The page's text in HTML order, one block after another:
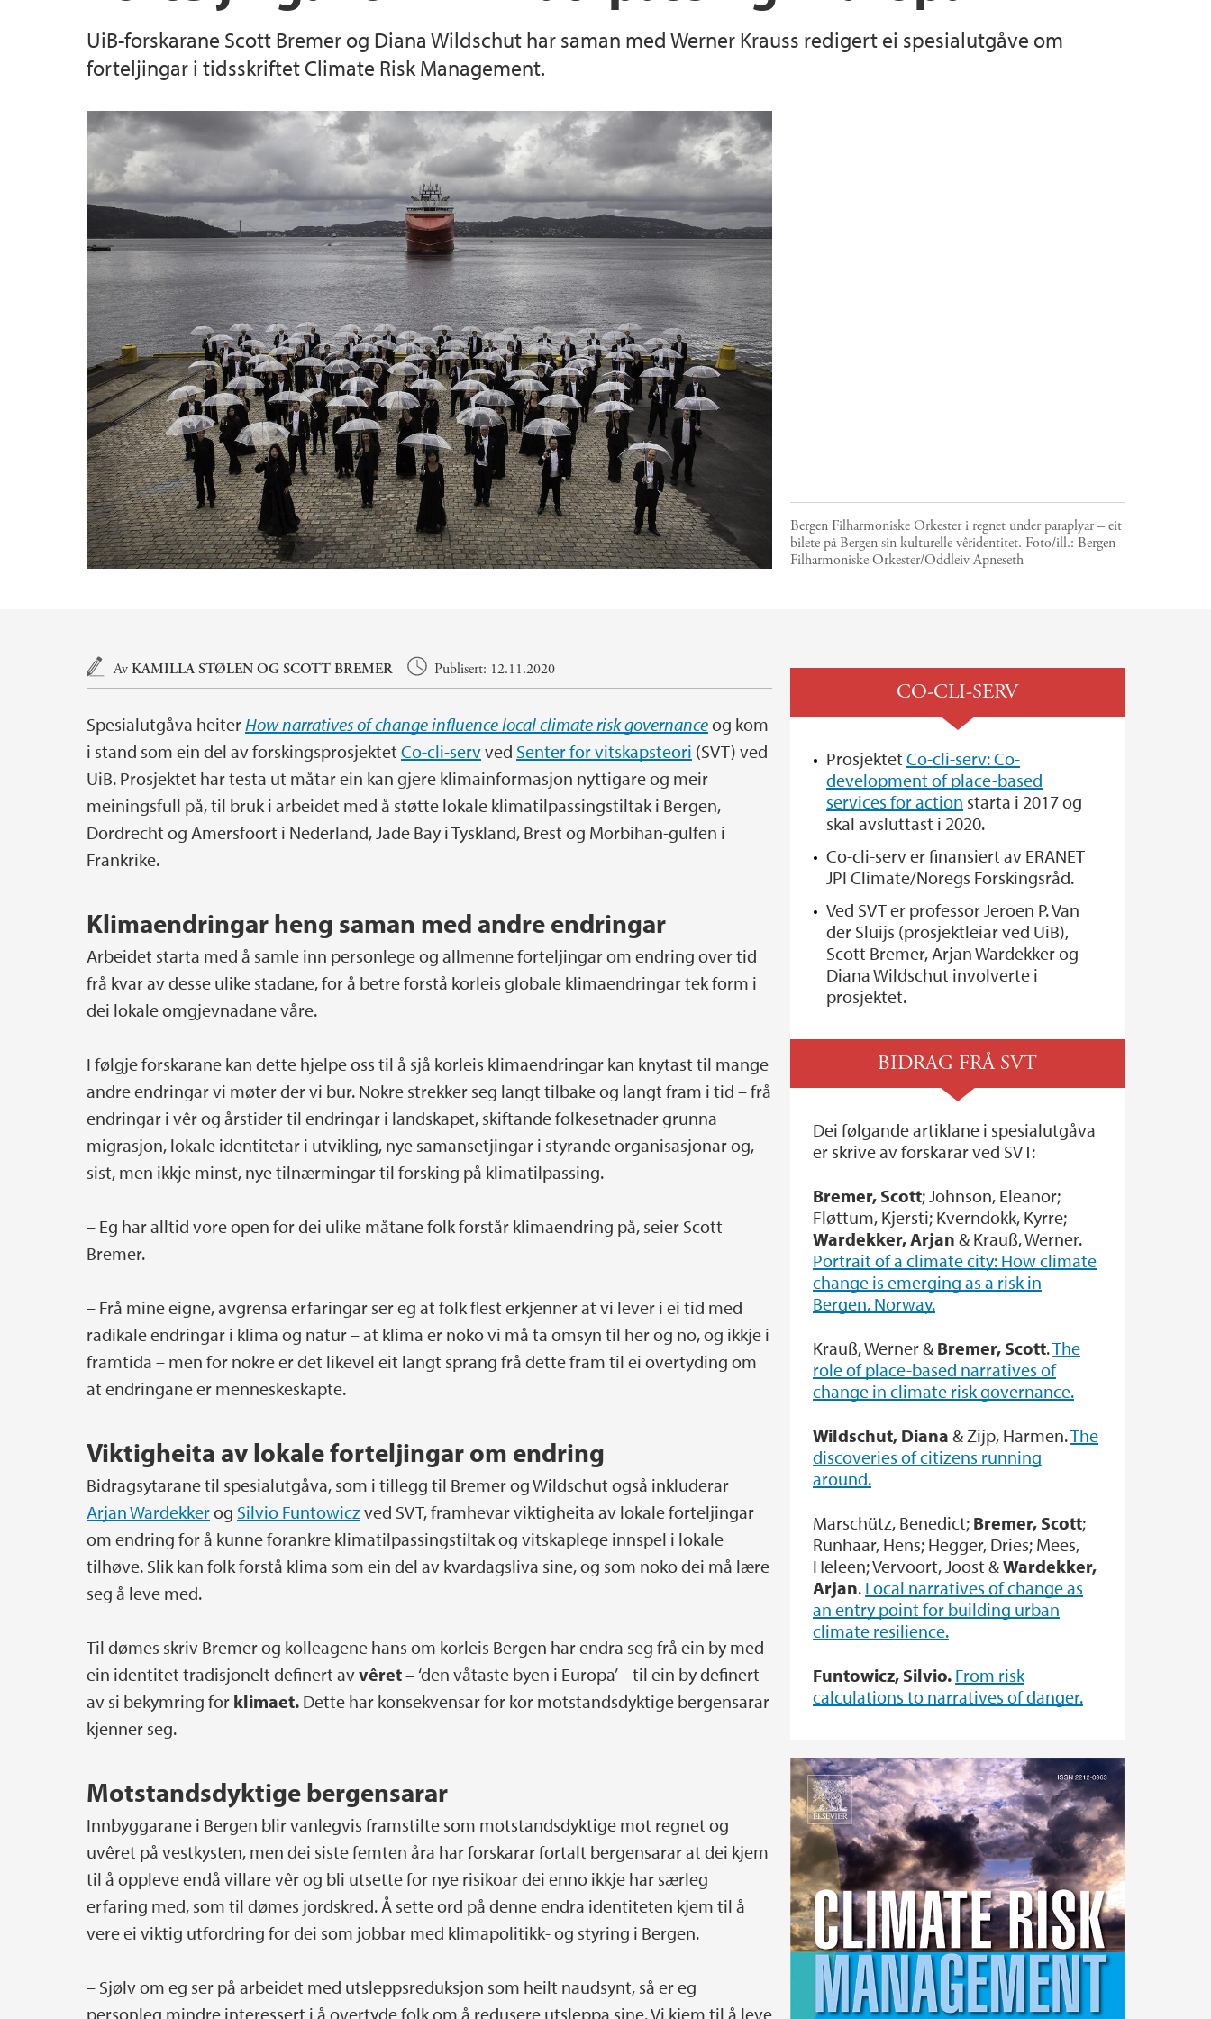
UiB-forskarane Scott Bremer og Diana Wildschut har saman med Werner Krauss redigert ei spesialutgåve om
forteljingar i tidsskriftet Climate Risk Management.
Bergen Filharmoniske Orkester i regnet under paraplyar – eit
bilete på Bergen sin kulturelle vêridentitet. Foto/ill.: Bergen
Filharmoniske Orkester/Oddleiv Apneseth
Hovedinnhold
AvKAMILLA STØLENOGSCOTT BREMER Publisert: 12.11.2020
Spesialutgåva heiter How narratives of change influence local climate risk governanceog kom
i stand som ein del av forskingsprosjektet Co-cli-servved Senter for vitskapsteori (SVT) ved
UiB. Prosjektet har testa ut måtar ein kan gjere klimainformasjon nyttigare og meir
meiningsfull på, til bruk i arbeidet med å støtte lokale klimatilpassingstiltak i Bergen,
Dordrecht og Amersfoort i Nederland, Jade Bay i Tyskland, Brest og Morbihan-gulfen i
Frankrike.
Klimaendringar heng saman med andre endringar
Arbeidet starta med å samle inn personlege og allmenne forteljingar om endring over tid
frå kvar av desse ulike stadane, for å betre forstå korleis globale klimaendringar tek form i
dei lokale omgjevnadane våre.
I følgje forskarane kan dette hjelpe oss til å sjå korleis klimaendringar kan knytast til mange
andre endringar vi møter der vi bur. Nokre strekker seg langt tilbake og langt fram i tid – frå
endringar i vêr og årstider til endringar i landskapet, skiftande folkesetnader grunna
migrasjon, lokale identitetar i utvikling, nye samansetjingar i styrande organisasjonar og,
sist, men ikkje minst, nye tilnærmingar til forsking på klimatilpassing.
– Eg har alltid vore open for dei ulike måtane folk forstår klimaendring på, seier Scott
Bremer.
– Frå mine eigne, avgrensa erfaringar ser eg at folk flest erkjenner at vi lever i ei tid med
radikale endringar i klima og natur – at klima er noko vi må ta omsyn til her og no, og ikkje i
framtida – men for nokre er det likevel eit langt sprang frå dette fram til ei overtyding om
at endringane er menneskeskapte.
Viktigheita av lokale forteljingar om endring
Bidragsytarane til spesialutgåva, som i tillegg til Bremer og Wildschut også inkluderar
Arjan Wardekkerog Silvio Funtowiczved SVT, framhevar viktigheita av lokale forteljingar
om endring for å kunne forankre klimatilpassingstiltak og vitskaplege innspel i lokale
tilhøve. Slik kan folk forstå klima som ein del av kvardagsliva sine, og som noko dei må lære
seg å leve med.
Til dømes skriv Bremer og kolleagene hans om korleis Bergen har endra seg frå ein by med
ein identitet tradisjonelt definert avvêret – ‘den våtaste byen i Europa’ – til ein by definert
av si bekymring for klimaet. Dette har konsekvensar for kor motstandsdyktige bergensarar
kjenner seg.
Motstandsdyktige bergensarar
Innbyggarane i Bergen blir vanlegvis framstilte som motstandsdyktige mot regnet og
uvêret på vestkysten, men dei siste femten åra har forskarar fortalt bergensarar at dei kjem
til å oppleve endå villare vêr og bli utsette for nye risikoar dei enno ikkje har særleg
erfaring med, som til dømes jordskred. Å sette ord på denne endra identiteten kjem til å
vere ei viktig utfordring for dei som jobbar med klimapolitikk- og styring i Bergen.
– Sjølv om eg ser på arbeidet med utsleppsreduksjon som heilt naudsynt, så er eg
personleg mindre interessert i å overtyde folk om å redusere utsleppa sine. Vi kjem til å leve
CO-CLI-SERV
ProsjektetCo-cli-serv: Co-
development of place-based
services for action starta i 2017 og
skal avsluttast i 2020.
Co-cli-serv er finansiert av ERANET
JPI Climate/Noregs Forskingsråd.
Ved SVT er professor Jeroen P. Van
der Sluijs (prosjektleiar ved UiB),
Scott Bremer, Arjan Wardekker og
Diana Wildschut involverte i
prosjektet.
BIDRAG FRÅ SVT
Dei følgande artiklane i spesialutgåva
er skrive av forskarar ved SVT:
Bremer, Scott; Johnson, Eleanor;
Fløttum, Kjersti; Kverndokk, Kyrre;
Wardekker, Arjan & Krauß, Werner.
Portrait of a climate city: How climate
change is emerging as a risk in
Bergen, Norway.
Krauß, Werner & Bremer, Scott.The
role of place-based narratives of
change in climate risk governance.
Wildschut, Diana & Zijp, Harmen.The
discoveries of citizens running
around.
Marschütz, Benedict; Bremer, Scott;
Runhaar, Hens; Hegger, Dries; Mees,
Heleen; Vervoort, Joost &Wardekker,
Arjan. Local narratives of change as
an entry point for building urban
climate resilience.
Funtowicz, Silvio. From risk
calculations to narratives of danger.